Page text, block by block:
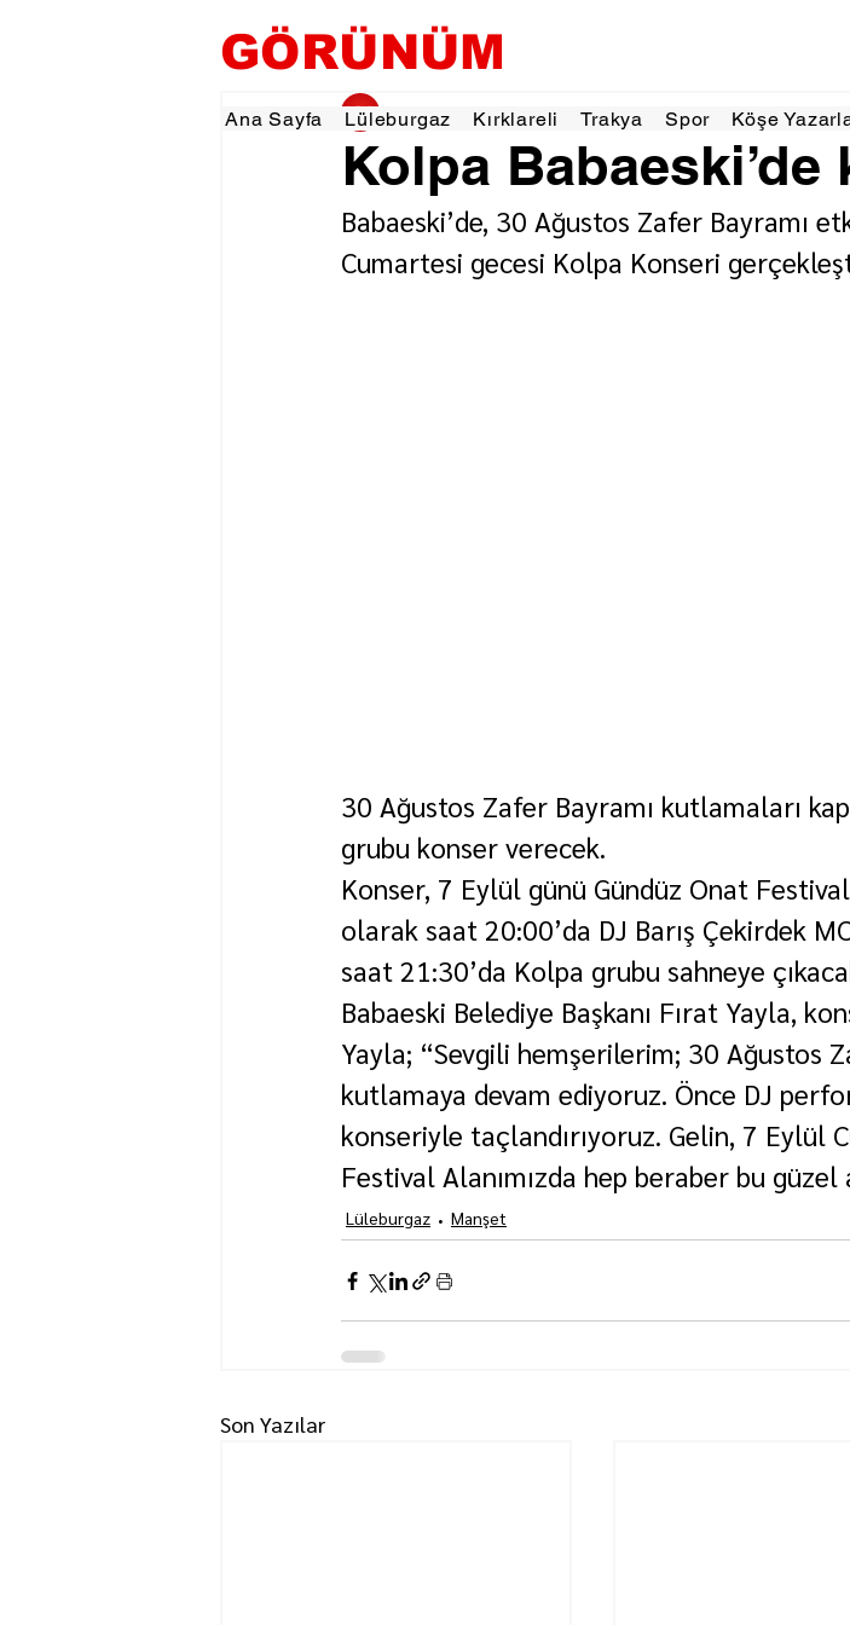
GÖRÜNÜM
Ana Sayfa Lüleburgaz Kırklareli Trakya Spor Köşe
Kolpa
gorunumhaber 5 Eyl 20241 dakikada okunur
Babaeski’de, 30 Ağustos Zafer Bayramı
Cumartesi gecesi Kolpa Konseri
30 Ağustos Zafer Bayramı kutlamaları
grubu konser verecek.
Konser, 7 Eylül günü Gündüz Onat
olarak saat 20:00’da DJ Barış Çekirdek
saat 21:30’da Kolpa grubu sahneye
Babaeski Belediye Başkanı Fırat Yayla,
Yayla; “Sevgili hemşerilerim; 30 Ağustos
kutlamaya devam ediyoruz. Önce DJ
konseriyle taçlandırıyoruz. Gelin, 7 Eylül
Festival Alanımızda hep beraber bu güzel
Lüleburgaz Manşet
Son Yazılar